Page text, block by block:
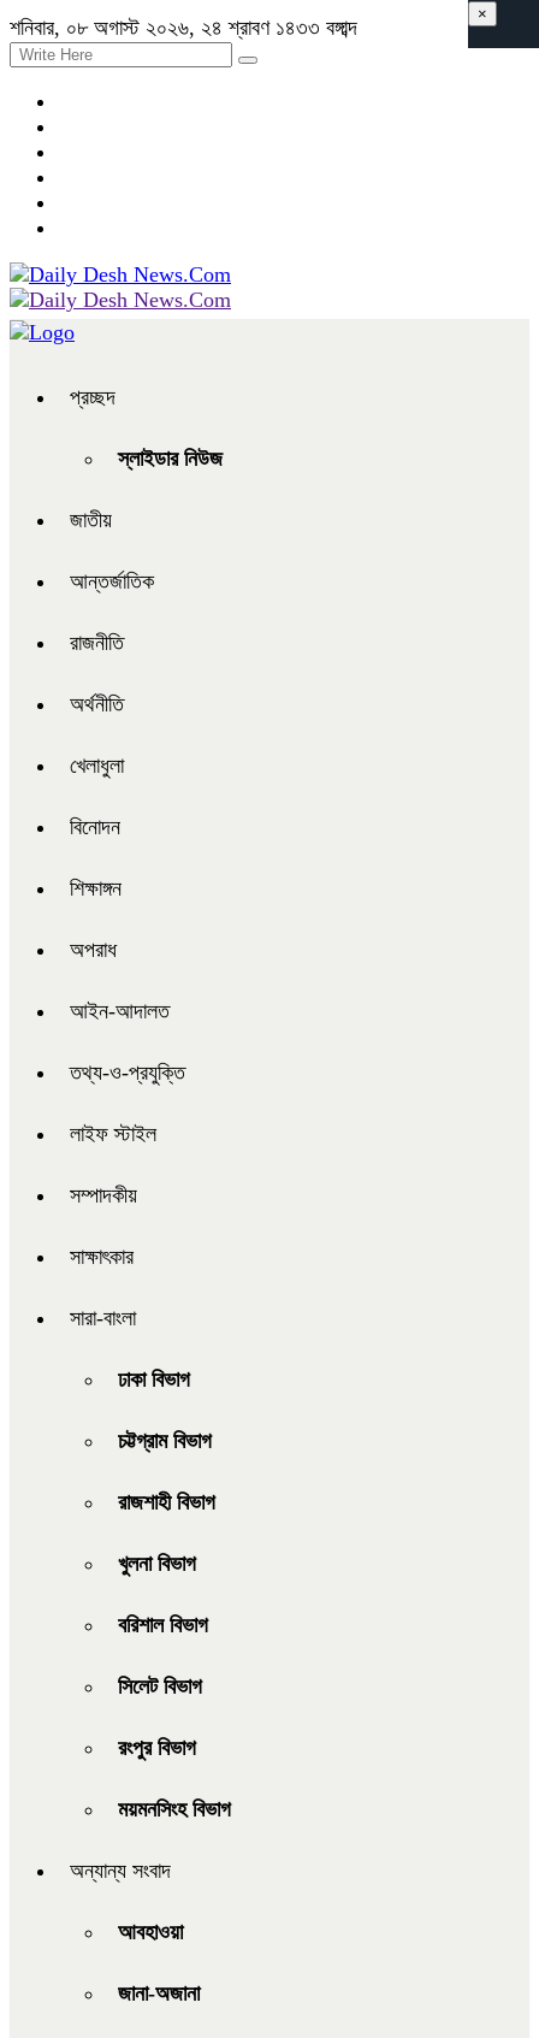
শনিবার, ০৮ অগাস্ট ২০২৬, ২৪ শ্রাবণ ১৪৩৩ বঙ্গাব্দ
প্রচ্ছদ
স্লাইডার নিউজ
জাতীয়
আন্তর্জাতিক
রাজনীতি
অর্থনীতি
খেলাধুলা
বিনোদন
শিক্ষাঙ্গন
অপরাধ
আইন-আদালত
তথ্য-ও-প্রযুক্তি
লাইফ স্টাইল
সম্পাদকীয়
সাক্ষাৎকার
সারা-বাংলা
ঢাকা বিভাগ
চট্টগ্রাম বিভাগ
রাজশাহী বিভাগ
খুলনা বিভাগ
বরিশাল বিভাগ
সিলেট বিভাগ
রংপুর বিভাগ
ময়মনসিংহ বিভাগ
অন্যান্য সংবাদ
আবহাওয়া
জানা-অজানা
×